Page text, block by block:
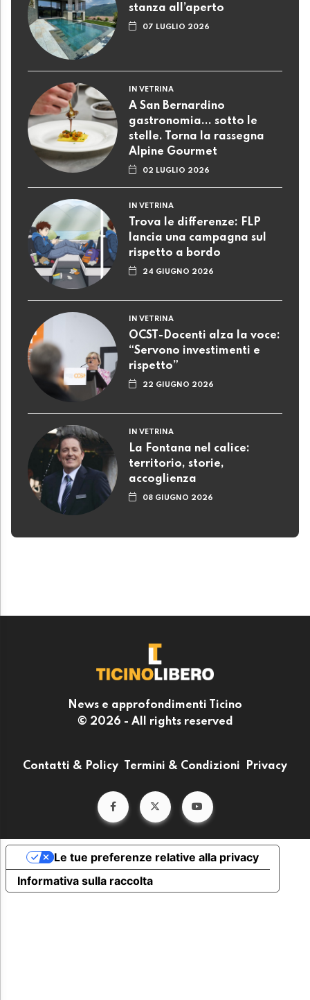
stanza all’aperto
07 LUGLIO 2026
IN VETRINA
A San Bernardino
gastronomia... sotto le
stelle. Torna la rassegna
Alpine Gourmet
02 LUGLIO 2026
IN VETRINA
Trova le differenze: FLP
lancia una campagna sul
rispetto a bordo
24 GIUGNO 2026
IN VETRINA
OCST-Docenti alza la voce:
“Servono investimenti e
rispetto”
22 GIUGNO 2026
IN VETRINA
La Fontana nel calice:
territorio, storie,
accoglienza
08 GIUGNO 2026
News e approfondimenti Ticino
© 2026 - All rights reserved
Contatti & Policy Termini & Condizioni Privacy
Informativa sulla raccolta
Le tue preferenze relative alla privacy